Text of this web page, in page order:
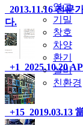
열교
기밀
창호
차양
환기
설비
친환경
2013.11.16전문
다.
+1 2025.10.20
+15 2019.03.13